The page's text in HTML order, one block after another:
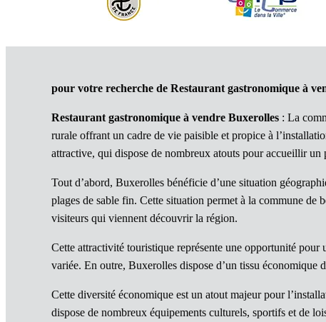
pour votre recherche de Restaurant gastronomique à
Restaurant gastronomique à vendre Buxerolles : La
rurale offrant un cadre de vie paisible et propice à
attractive, qui dispose de nombreux atouts pour accueillir un
Tout d’abord, Buxerolles bénéficie d’une situation
plages de sable fin. Cette situation permet à la commune de
visiteurs qui viennent découvrir la région.
Cette attractivité touristique représente une opportunité pour
variée. En outre, Buxerolles dispose d’un tissu économique
Cette diversité économique est un atout majeur pour
dispose de nombreux équipements culturels, sportifs et de